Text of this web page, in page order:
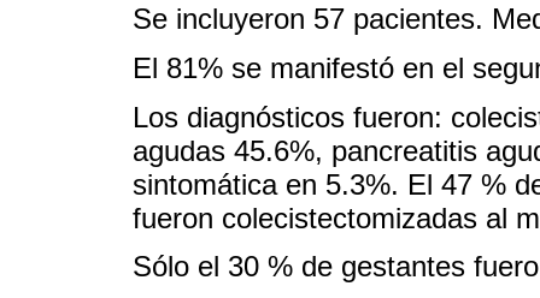
Se incluyeron 57 pacientes.
El 81% se manifestó en el
Los diagnósticos fueron:
agudas 45.6%, pancreatitis
sintomática en 5.3%. El 47 %
fueron colecistectomizadas al
Sólo el 30 % de gestantes